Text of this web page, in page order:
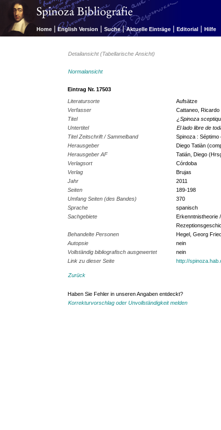
Home | English Version | Suche | Aktuelle Einträge | Editorial | Hilfe
Detailansicht (Tabellarische Ansicht)
Normalansicht
Eintrag Nr. 17503
Literatursorte
Aufsätze
Verfasser
Cattaneo, Ricardo
Titel
¿Spinoza
Untertitel
El lado libre de
Titel Zeitschrift / Sammelband
Spinoza : Séptimo
Herausgeber
Diego Tatiàn
Herausgeber AF
Tatián, Diego
Verlagsort
Córdoba
Verlag
Brujas
Jahr
2011
Seiten
189-198
Umfang Seiten (des Bandes)
370
Sprache
spanisch
Sachgebiete
Erkenntnistheorie
Behandelte Personen
Hegel, Georg
Autopsie
nein
Vollständig bibliografisch ausgewertet
nein
Link zu dieser Seite
http://
Zurück
Haben Sie Fehler in unseren Angaben entdeckt?
Korrekturvorschlag oder Unvollständigkeit melden